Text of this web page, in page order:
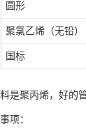
圆形
聚氯乙烯（无铅）
国标
是聚丙烯，好的
项：